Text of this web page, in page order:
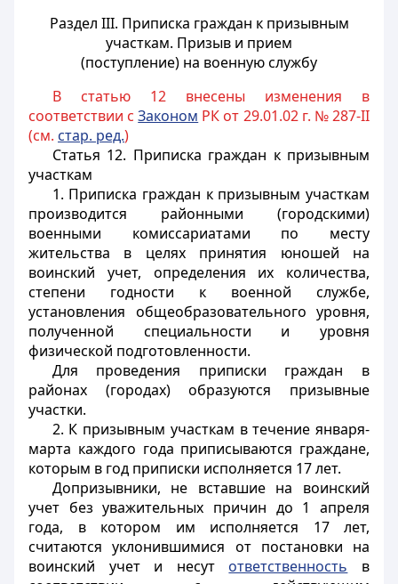
Раздел III. Приписка граждан к призывным
участкам. Призыв и прием
(поступление) на военную службу
В статью 12 внесены изменения в
соответствии сЗаконом РК от 29.01.02 г. № 287-II
(см. стар. ред.)
Статья 12. Приписка граждан к призывным
участкам
1. Приписка граждан к призывным участкам
производится районными (городскими)
военными комиссариатами по месту
жительства в целях принятия юношей на
воинский учет, определения их количества,
степени годности к военной службе,
установления общеобразовательного уровня,
полученной специальности и уровня
физической подготовленности.
Для проведения приписки граждан в
районах (городах) образуются призывные
участки.
2. К призывным участкам в течение января-
марта каждого года приписываются граждане,
которым в год приписки исполняется 17 лет.
Допризывники, не вставшие на воинский
учет без уважительных причин до 1 апреля
года, в котором им исполняется 17 лет,
считаются уклонившимися от постановки на
воинский учет и несут ответственность в